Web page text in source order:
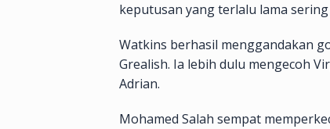
keputusan yang terlalu lama
Watkins berhasil menggandakan
Grealish. Ia lebih dulu mengecoh
Adrian.
Mohamed Salah sempat